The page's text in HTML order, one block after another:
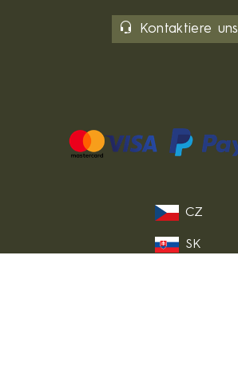
Kontaktiere uns
CZ
SK